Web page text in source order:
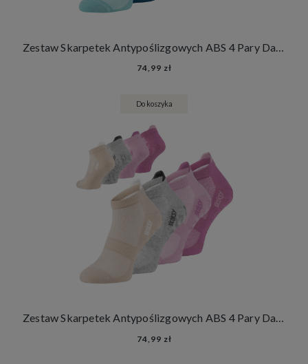
74,99 zł
Do koszyka
Zestaw Skarpetek Antypoślizgowych ABS 4 Pary Damskie Męskie Skarpety Stopki Joga Fitness
74,99 zł